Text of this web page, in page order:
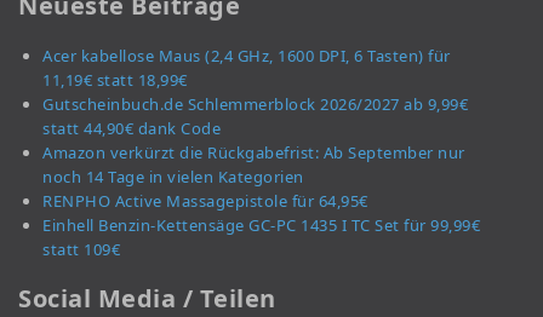
Acer kabellose Maus (2,4 GHz, 1600 DPI, 6 Tasten) für
11,19€ statt 18,99€
Gutscheinbuch.de Schlemmerblock 2026/2027 ab 9,99€
statt 44,90€ dank Code
Amazon verkürzt die Rückgabefrist: Ab September nur
noch 14 Tage in vielen Kategorien
RENPHO Active Massagepistole für 64,95€
Einhell Benzin-Kettensäge GC-PC 1435 I TC Set für 99,99€
statt 109€
Social Media / Teilen